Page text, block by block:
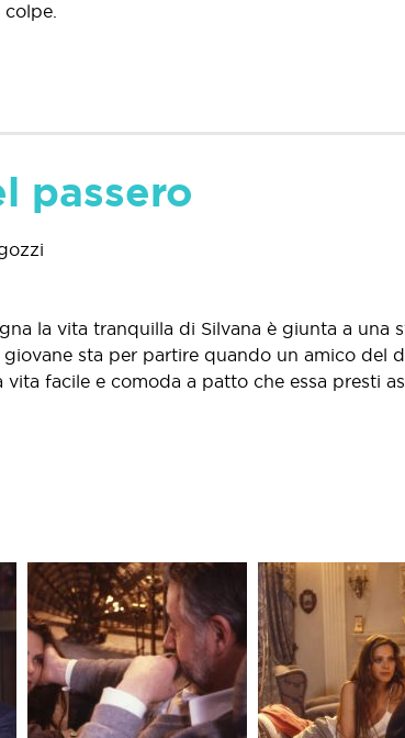
passero
la vita tranquilla di Silvana è giunta a
sta per partire quando un amico del
vita facile e comoda a patto che essa presti